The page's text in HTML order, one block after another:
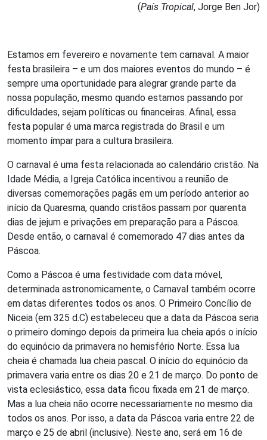
(País Tropical, Jorge Ben Jor)
Estamos em fevereiro e novamente tem carnaval. A maior
festa brasileira – e um dos maiores eventos do mundo – é
sempre uma oportunidade para alegrar grande parte da
nossa população, mesmo quando estamos passando por
dificuldades, sejam políticas ou financeiras. Afinal, essa
festa popular é uma marca registrada do Brasil e um
momento ímpar para a cultura brasileira.
O carnaval é uma festa relacionada ao calendário cristão. Na
Idade Média, a Igreja Católica incentivou a reunião de
diversas comemorações pagãs em um período anterior ao
início da Quaresma, quando cristãos passam por quarenta
dias de jejum e privações em preparação para a Páscoa.
Desde então, o carnaval é comemorado 47 dias antes da
Páscoa.
Como a Páscoa é uma festividade com data móvel,
determinada astronomicamente, o Carnaval também ocorre
em datas diferentes todos os anos. O Primeiro Concílio de
Niceia (em 325 d.C) estabeleceu que a data da Páscoa seria
o primeiro domingo depois da primeira lua cheia após o início
do equinócio da primavera no hemisfério Norte. Essa lua
cheia é chamada lua cheia pascal. O início do equinócio da
primavera varia entre os dias 20 e 21 de março. Do ponto de
vista eclesiástico, essa data ficou fixada em 21 de março.
Mas a lua cheia não ocorre necessariamente no mesmo dia
todos os anos. Por isso, a data da Páscoa varia entre 22 de
março e 25 de abril (inclusive). Neste ano, será em 16 de